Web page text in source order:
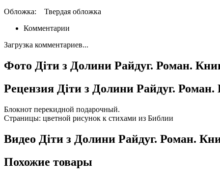
Обложка: Твердая обложка
Комментарии
Загрузка комментариев...
Фото Діти з Долини Райдуг. Роман.
Рецензия Діти з Долини Райдуг. Роман.
Блокнот перекидной подарочный.
Страницы: цветной рисунок к стихами из Библии
Видео Діти з Долини Райдуг. Роман.
Похожие товары